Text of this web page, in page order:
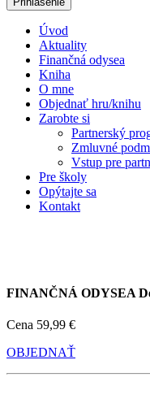
Úvod
Aktuality
Finančná odysea
Kniha
O mne
Objednať hru/knihu
Zarobte si
Partnerský
Zmluvné
Vstup pre
Pre školy
Opýtajte sa
Kontakt
FINANČNÁ ODYSEA
Cena 59,99 €
OBJEDNAŤ